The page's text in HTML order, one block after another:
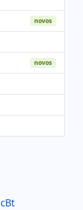
novos
novos